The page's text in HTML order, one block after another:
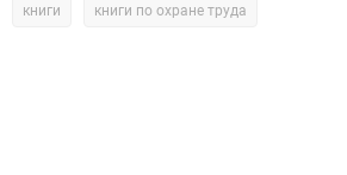
книги книги по охране труда